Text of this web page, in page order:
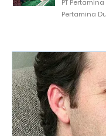
PT
Pertamina